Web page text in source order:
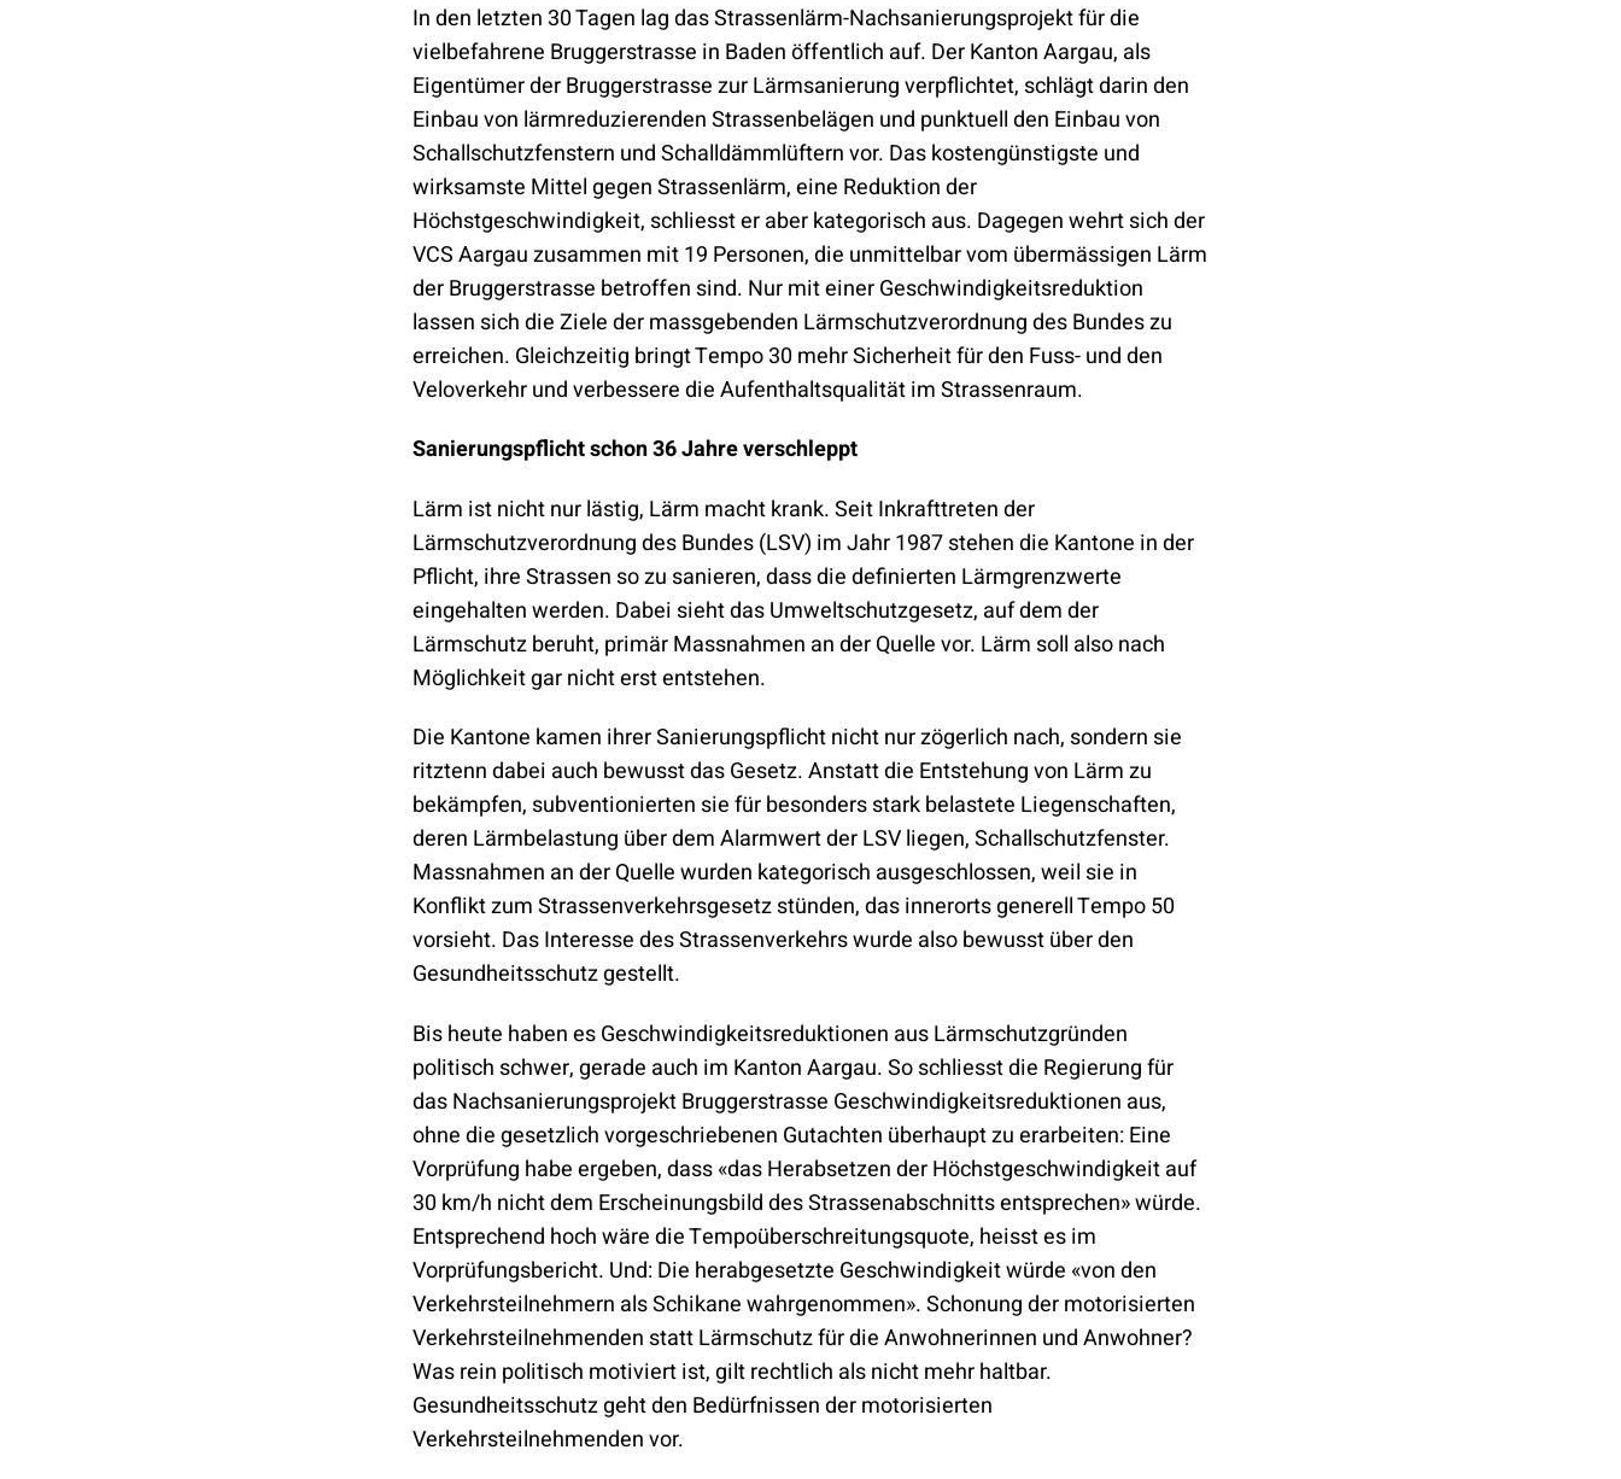
In den letzten 30 Tagen lag das Strassenlärm-Nachsanierungsprojekt für die
vielbefahrene Bruggerstrasse in Baden öffentlich auf. Der Kanton Aargau, als
Eigentümer der Bruggerstrasse zur Lärmsanierung verpflichtet, schlägt darin den
Einbau von lärmreduzierenden Strassenbelägen und punktuell den Einbau von
Schallschutzfenstern und Schalldämmlüftern vor. Das kostengünstigste und
wirksamste Mittel gegen Strassenlärm, eine Reduktion der
Höchstgeschwindigkeit, schliesst er aber kategorisch aus. Dagegen wehrt sich der
VCS Aargau zusammen mit 19 Personen, die unmittelbar vom übermässigen Lärm
der Bruggerstrasse betroffen sind. Nur mit einer Geschwindigkeitsreduktion
lassen sich die Ziele der massgebenden Lärmschutzverordnung des Bundes zu
erreichen. Gleichzeitig bringt Tempo 30 mehr Sicherheit für den Fuss- und den
Veloverkehr und verbessere die Aufenthaltsqualität im Strassenraum.
Sanierungspflicht schon 36 Jahre verschleppt
Lärm ist nicht nur lästig, Lärm macht krank. Seit Inkrafttreten der
Lärmschutzverordnung des Bundes (LSV) im Jahr 1987 stehen die Kantone in der
Pflicht, ihre Strassen so zu sanieren, dass die definierten Lärmgrenzwerte
eingehalten werden. Dabei sieht das Umweltschutzgesetz, auf dem der
Lärmschutz beruht, primär Massnahmen an der Quelle vor. Lärm soll also nach
Möglichkeit gar nicht erst entstehen.
Die Kantone kamen ihrer Sanierungspflicht nicht nur zögerlich nach, sondern sie
ritztenn dabei auch bewusst das Gesetz. Anstatt die Entstehung von Lärm zu
bekämpfen, subventionierten sie für besonders stark belastete Liegenschaften,
deren Lärmbelastung über dem Alarmwert der LSV liegen, Schallschutzfenster.
Massnahmen an der Quelle wurden kategorisch ausgeschlossen, weil sie in
Konflikt zum Strassenverkehrsgesetz stünden, das innerorts generell Tempo 50
vorsieht. Das Interesse des Strassenverkehrs wurde also bewusst über den
Gesundheitsschutz gestellt.
Bis heute haben es Geschwindigkeitsreduktionen aus Lärmschutzgründen
politisch schwer, gerade auch im Kanton Aargau. So schliesst die Regierung für
das Nachsanierungsprojekt Bruggerstrasse Geschwindigkeitsreduktionen aus,
ohne die gesetzlich vorgeschriebenen Gutachten überhaupt zu erarbeiten: Eine
Vorprüfung habe ergeben, dass «das Herabsetzen der Höchstgeschwindigkeit auf
30 km/h nicht dem Erscheinungsbild des Strassenabschnitts entsprechen» würde.
Entsprechend hoch wäre die Tempoüberschreitungsquote, heisst es im
Vorprüfungsbericht. Und: Die herabgesetzte Geschwindigkeit würde «von den
Verkehrsteilnehmern als Schikane wahrgenommen». Schonung der motorisierten
Verkehrsteilnehmenden statt Lärmschutz für die Anwohnerinnen und Anwohner?
Was rein politisch motiviert ist, gilt rechtlich als nicht mehr haltbar.
Gesundheitsschutz geht den Bedürfnissen der motorisierten
Verkehrsteilnehmenden vor.